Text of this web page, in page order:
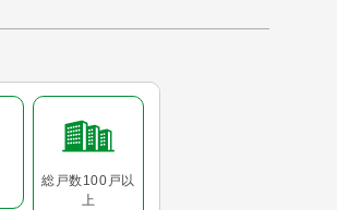
総戸数100戸以
上